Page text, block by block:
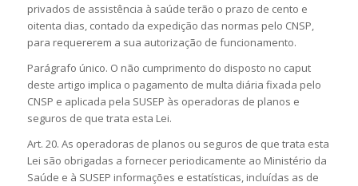
privados de assistência à saúde terão o prazo de cento e
oitenta dias, contado da expedição das normas pelo CNSP,
para requererem a sua autorização de funcionamento.
Parágrafo único. O não cumprimento do disposto no caput
deste artigo implica o pagamento de multa diária fixada pelo
CNSP e aplicada pela SUSEP às operadoras de planos e
seguros de que trata esta Lei.
Art. 20. As operadoras de planos ou seguros de que trata esta
Lei são obrigadas a fornecer periodicamente ao Ministério da
Saúde e à SUSEP informações e estatísticas, incluídas as de